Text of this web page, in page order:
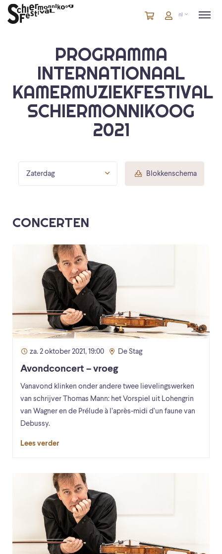
Winkelmandje
artikelen
Account
nl
PROGRAMMA
INTERNATIONAAL
KAMERMUZIEKFESTIVAL
SCHIERMONNIKOOG
2021
Zaterdag Blokkenschema
CONCERTEN
za. 2 oktober 2021, 19:00 De Stag
Avondconcert – vroeg
Vanavond klinken onder andere twee lievelingswerken
van schrijver Thomas Mann: het Vorspiel uit Lohengrin
van Wagner en de Prélude à l’après-midi d’un faune van
Debussy.
Lees verder